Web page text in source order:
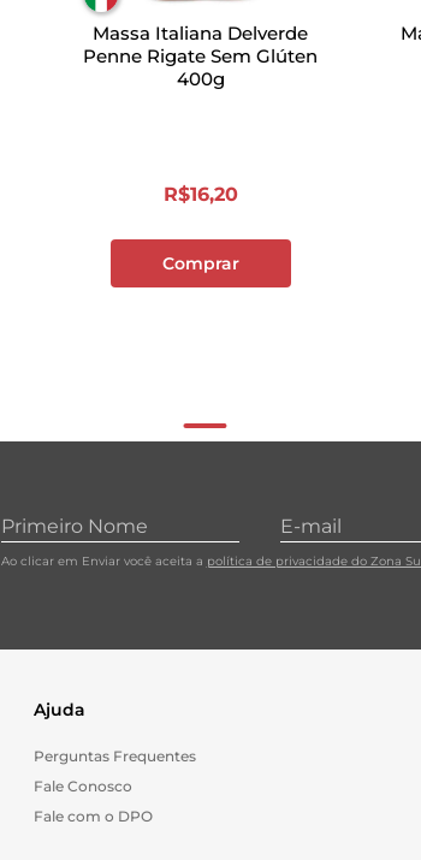
Massa Italiana Delverde
Penne Rigate Sem Glúten
400g
R$16,20
Comprar
Ao clicar em Enviar você aceita a política de privacidade do Zona
Ajuda
Perguntas Frequentes
Fale Conosco
Fale com o DPO